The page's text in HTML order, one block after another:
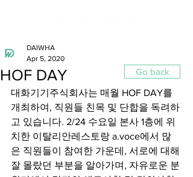
HOF DAY
DAIWHA
Apr 5, 2020
대화기기주식회사는 매월 HOF DAY를
개최하여, 직원들 친목 및 단합을 독려하
고 있습니다. 2/24 수요일 본사 1층에 위
치한 이탈리안레스토랑 a.voce에서 많
은 직원들이 참여한 가운데, 서로에 대해
잘 몰랐던 부분을 알아가며, 자유로운 분
Go back